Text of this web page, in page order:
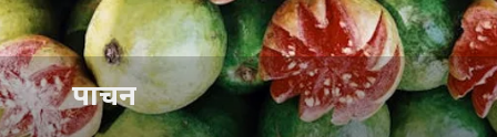
पाचन